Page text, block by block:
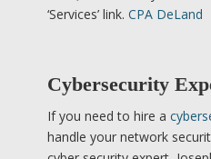
‘Services’ link. CPA DeLand
Cybersecurity
If you need to hire a
handle your network